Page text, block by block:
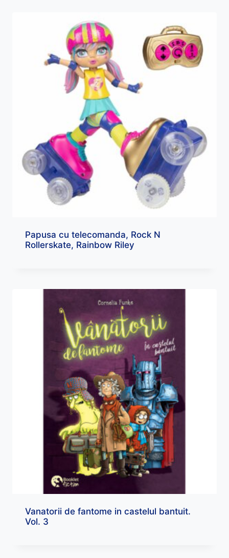
Papusa cu telecomanda, Rock N
Rollerskate, Rainbow Riley
Vanatorii de fantome in castelul bantuit.
Vol. 3